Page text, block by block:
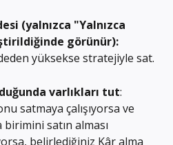
(yalnızca "Yalnızca
görünür):
yüksekse stratejiyle sat.
varlıkları tut:
satmaya çalışıyorsa ve
satın alması
belirlediğiniz Kâr alma